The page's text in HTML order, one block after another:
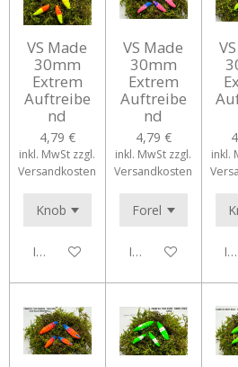
VS Made
30mm
Extrem
Auftreibe
nd
4,79 €
inkl. MwSt zzgl.
Versandkosten
In den Warenkorb
VS Made
30mm
Extrem
Auftreibe
nd
4,79 €
inkl. MwSt zzgl.
Versandkosten
In den Warenkorb
inkl.
In